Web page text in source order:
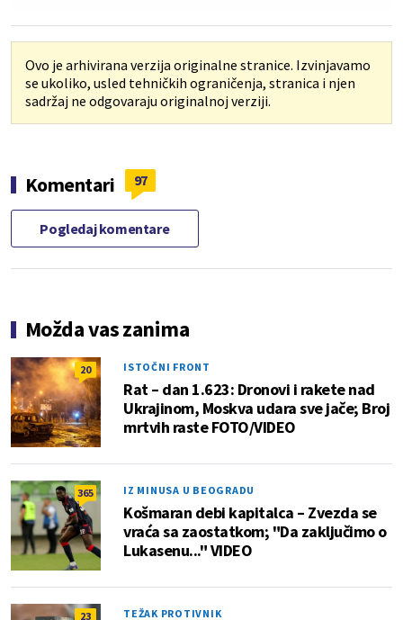
Ovo je arhivirana verzija originalne stranice. Izvinjavamo
se ukoliko, usled tehničkih ograničenja, stranica i njen
sadržaj ne odgovaraju originalnoj verziji.
Komentari 97
Pogledaj komentare
Možda vas zanima
20 ISTOČNI FRONT
Rat – dan 1.623: Dronovi i rakete nad
Ukrajinom, Moskva udara sve jače; Broj
mrtvih raste FOTO/VIDEO
365 IZ MINUSA U BEOGRADU
Košmaran debi kapitalca – Zvezda se
vraća sa zaostatkom; "Da zaključimo o
Lukasenu..." VIDEO
23 TEŽAK PROTIVNIK